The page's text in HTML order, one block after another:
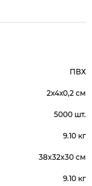
ПВХ
2х4х0,2 см
5000 шт.
9.10 кг
38x32x30 см
9.10 кг